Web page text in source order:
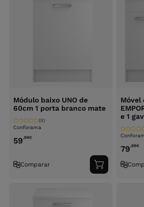
Módulo baixo UNO de
60cm 1 porta branco mate
Conforama
(0)
59,99€
Comparar
Adicionar
ao
Móvel
e 1
79,99€